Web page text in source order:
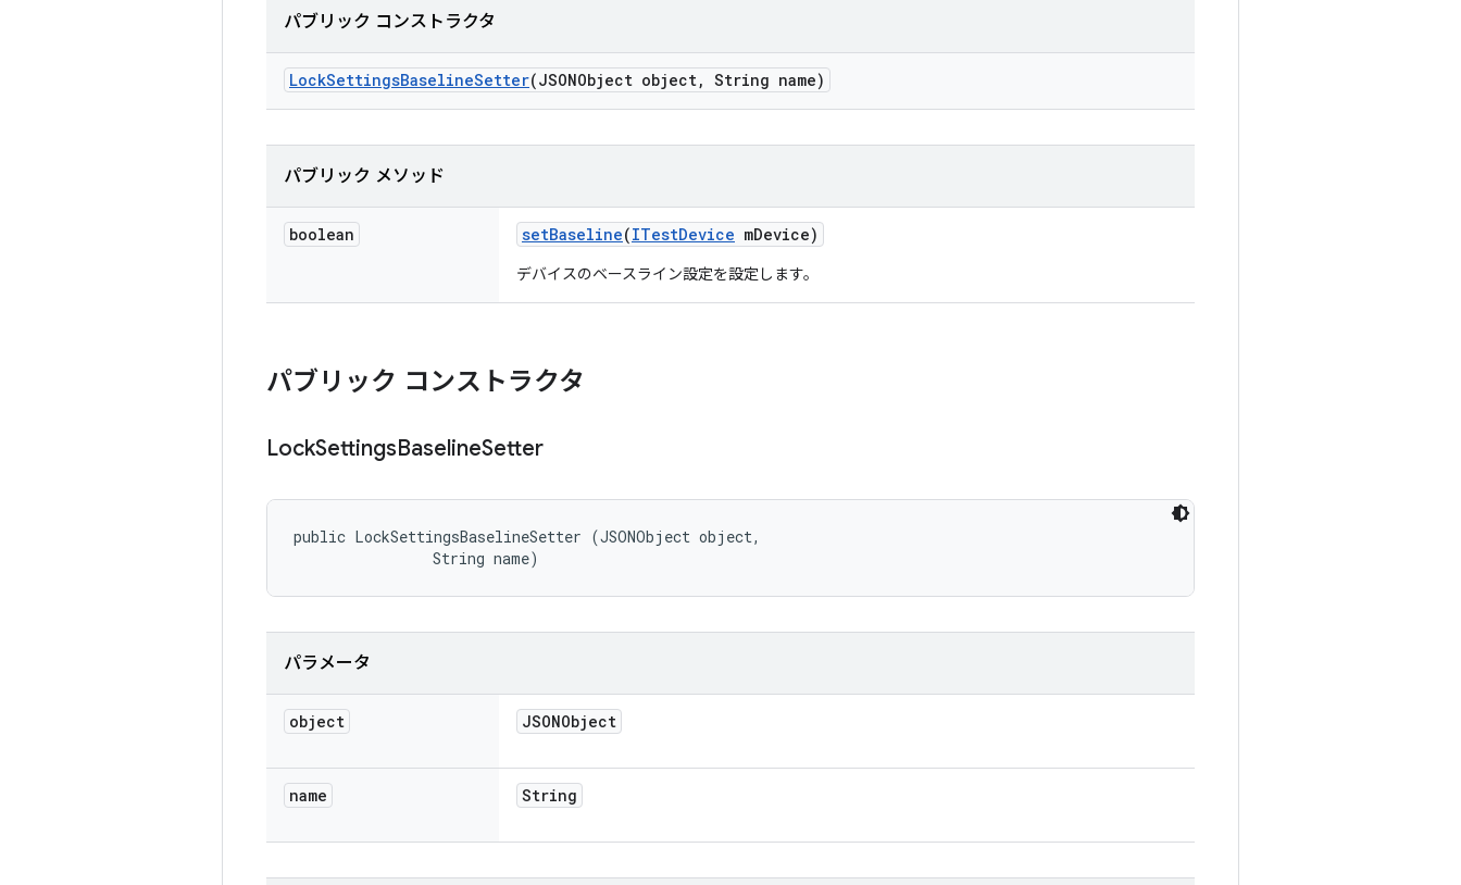
パブリック コンストラクタ
LockSettingsBaselineSetter(JSONObject object, String name)
パブリック メソッド
boolean setBaseline(ITestDevice mDevice)
デバイスのベースライン設定を設定します。
パブリック コンストラクタ
LockSettingsBaselineSetter
public LockSettingsBaselineSetter (JSONObject object,
                String name)
パラメータ
object JSONObject
name String